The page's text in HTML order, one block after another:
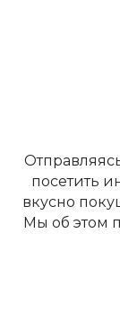
посетить
вкусно
Мы об этом